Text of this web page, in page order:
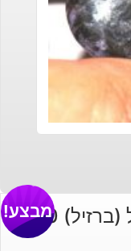
אבן חן: אמרלד מלוטש גדול (ברזיל) 1050
מבצע!